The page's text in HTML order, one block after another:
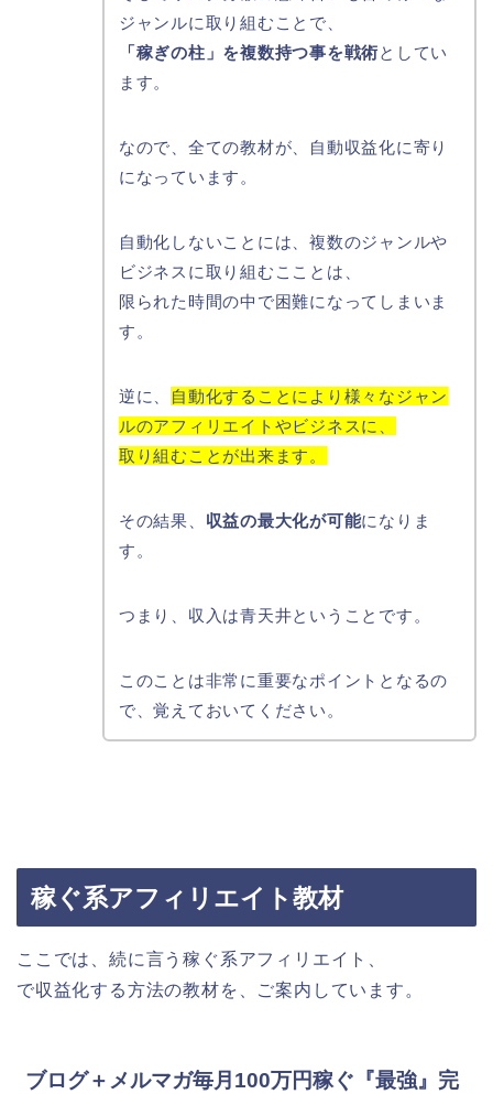
ジャンルに取り組むことで、
「稼ぎの柱」を複数持つ事を戦術としてい
ます。
なので、全ての教材が、自動収益化に寄り
になっています。
自動化しないことには、複数のジャンルや
ビジネスに取り組むこことは、
限られた時間の中で困難になってしまいま
す。
逆に、
自動化することにより様々なジャン
ルのアフィリエイトやビジネスに、
取り組むことが出来ます。
その結果、 収益の最大化が可能になりま
す。
つまり、収入は青天井ということです。
このことは非常に重要なポイントとなるの
で、覚えておいてください。
稼ぐ系アフィリエイト教材
ここでは、続に言う稼ぐ系アフィリエイト、
で収益化する方法の教材を、ご案内しています。
ブログ＋メルマガ毎月100万円稼ぐ『最強』完